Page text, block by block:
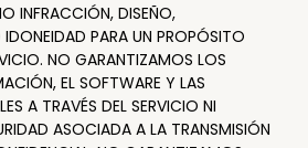
INFRACCIÓN, DISEÑO,
PARA UN PROPÓSITO
NO GARANTIZAMOS LOS
EL SOFTWARE Y LAS
A TRAVÉS DEL SERVICIO NI
ASOCIADA A LA TRANSMISIÓN